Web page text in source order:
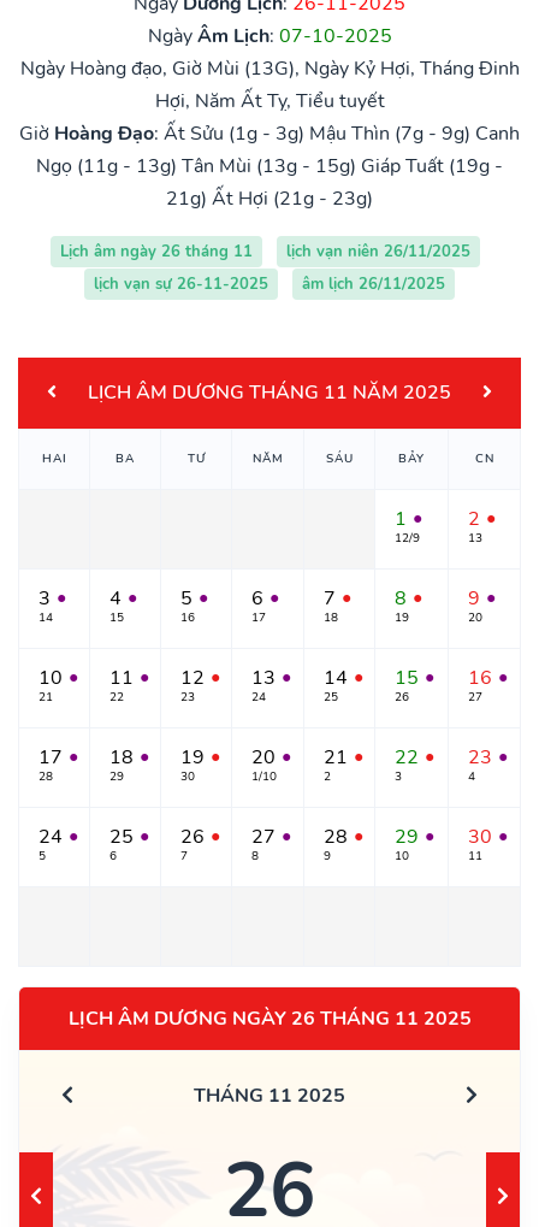
NgàyÂm Lịch: 07-10-2025
Ngày Hoàng đạo, Giờ Mùi (13G), Ngày Kỷ Hợi, Tháng Đinh
Hợi, Năm Ất Tỵ, Tiểu tuyết
Giờ Hoàng Đạo: Ất Sửu (1g - 3g) Mậu Thìn (7g - 9g) Canh
Ngọ (11g - 13g) Tân Mùi (13g - 15g) Giáp Tuất (19g -
21g) Ất Hợi (21g - 23g)
Lịch âm ngày 26 tháng 11
lịch vạn niên 26/11/2025
lịch vạn sự 26-11-2025
âm lịch 26/11/2025
LỊCH ÂM DƯƠNG THÁNG 11 NĂM 2025
HAI BA TƯ NĂM SÁU BẢY CN
1 ●
12/9
2 ●
13
3 ●
14
4 ●
15
5 ●
16
6 ●
17
7 ●
18
8 ●
19
9 ●
20
10 ●
21
11 ●
22
12 ●
23
13 ●
24
14 ●
25
15 ●
26
16 ●
27
17 ●
28
18 ●
29
19 ●
30
20 ●
1/10
21 ●
2
22 ●
3
23 ●
4
24 ●
5
25 ●
6
26 ●
7
27 ●
8
28 ●
9
29 ●
10
30 ●
11
LỊCH ÂM DƯƠNG NGÀY 26 THÁNG 11 2025
THÁNG 11 2025
26